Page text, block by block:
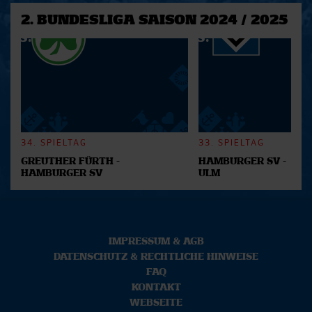
2. BUNDESLIGA SAISON 2024 / 2025
34. SPIELTAG
GREUTHER FÜRTH -
HAMBURGER SV
33. SPIELTAG
HAMBURGER SV -
ULM
IMPRESSUM & AGB
DATENSCHUTZ & RECHTLICHE HINWEISE
FAQ
KONTAKT
WEBSEITE